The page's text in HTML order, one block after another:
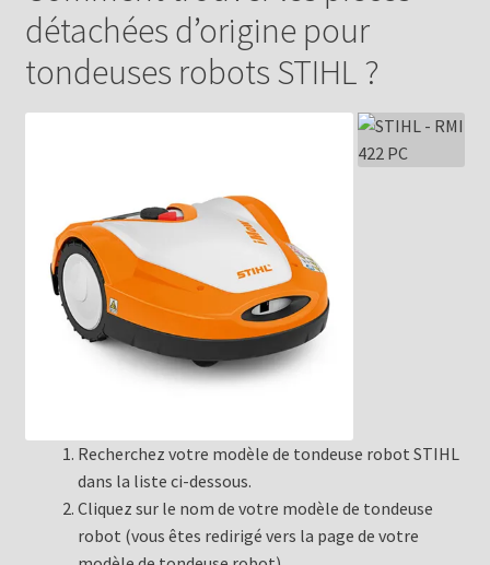
détachées d’origine pour
tondeuses robots STIHL ?
Recherchez votre modèle de tondeuse robot STIHL
dans la liste ci-dessous.
Cliquez sur le nom de votre modèle de tondeuse
robot (vous êtes redirigé vers la page de votre